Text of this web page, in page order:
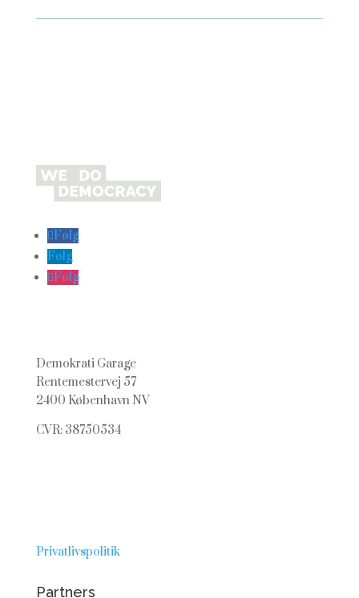
Følg
Følg
Følg
Demokrati Garage
Rentemestervej 57
2400 København NV
CVR: 38750534
Privatlivspolitik
Partners